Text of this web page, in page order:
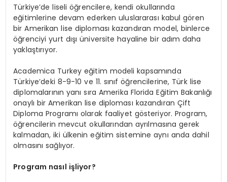
Türkiye’de liseli öğrencilere, kendi okullarında
eğitimlerine devam ederken uluslararası kabul gören
bir Amerikan lise diploması kazandıran model, binlerce
öğrenciyi yurt dışı üniversite hayaline bir adım daha
yaklaştırıyor.
Academica Turkey eğitim modeli kapsamında
Türkiye’deki 8-9-10 ve 11. sınıf öğrencilerine, Türk lise
diplomalarının yanı sıra Amerika Florida Eğitim Bakanlığı
onaylı bir Amerikan lise diploması kazandıran Çift
Diploma Programı olarak faaliyet gösteriyor. Program,
öğrencilerin mevcut okullarından ayrılmasına gerek
kalmadan, iki ülkenin eğitim sistemine aynı anda dahil
olmasını sağlıyor.
Program nasıl işliyor?